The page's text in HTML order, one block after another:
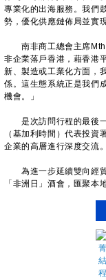
專業化的出海服務。我們
勢，優化供應鏈佈局並實
南非商工總會主席Mtho
非企業落戶香港，藉香港
新、製造或工業化方面，
係。這生態系統正是我們
機會。」
是次訪問行程的最後一
（基加利時間）代表投資
企業的高層進行深度交流。
為進一步延續雙向經貿
「非洲日」酒會，匯聚本